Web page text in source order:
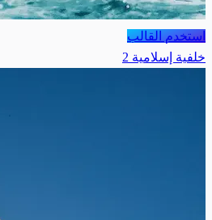
استخدم القالب
خلفية إسلامية 2